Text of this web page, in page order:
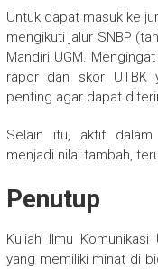
Untuk dapat masuk ke
mengikuti jalur SNBP
Mandiri UGM.
rapor dan skor UTBK
penting agar dapat
Selain itu, aktif
menjadi nilai tambah,
Penutup
Kuliah Ilmu
yang memiliki minat di